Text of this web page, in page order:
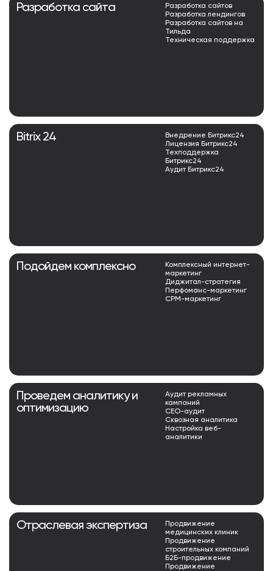
Разработка сайта
Разработка сайтов
Разработка лендингов
Разработка сайтов на
Тильда
Техническая поддержка
Bitrix 24
Внедрение Битрикс24
Лицензия Битрикс24
Техподдержка
Битрикс24
Аудит Битрикс24
Подойдем комплексно
Комплексный интернет-
маркетинг
Диджитал-стратегия
Перфоманс-маркетинг
СРМ-маркетинг
Проведем аналитику и
оптимизацию
Аудит рекламных
кампаний
СЕО-аудит
Сквозная аналитика
Настройка веб-
аналитики
Отраслевая экспертиза
Продвижение
медицинских клиник
Продвижение
строительных компаний
Б2Б-продвижение
Продвижение